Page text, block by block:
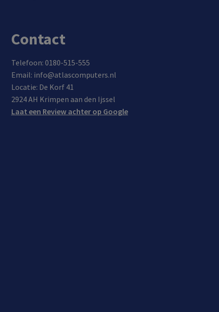
Contact
Telefoon: 0180-515-555
Email: info@atlascomputers.nl
Locatie: De Korf 41
2924 AH Krimpen aan den Ijssel
Laat een Review achter op Google